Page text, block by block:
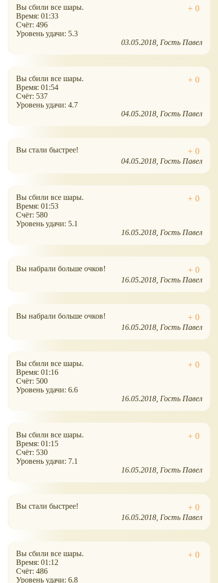
Вы сбили все шары.
Время: 01:33
Счёт: 496
Уровень удачи: 5.3
03.05.2018 Гость Павел
Вы сбили все шары.
Время: 01:54
Счёт: 537
Уровень удачи: 4.7
04.05.2018 Гость Павел
Вы стали быстрее!
04.05.2018 Гость Павел
Вы сбили все шары.
Время: 01:53
Счёт: 580
Уровень удачи: 5.1
16.05.2018 Гость Павел
Вы набрали больше очков!
16.05.2018 Гость Павел
Вы набрали больше очков!
16.05.2018 Гость Павел
Вы сбили все шары.
Время: 01:16
Счёт: 500
Уровень удачи: 6.6
16.05.2018 Гость Павел
Вы сбили все шары.
Время: 01:15
Счёт: 530
Уровень удачи: 7.1
16.05.2018 Гость Павел
Вы стали быстрее!
16.05.2018 Гость Павел
Вы сбили все шары.
Время: 01:12
Счёт: 486
Уровень удачи: 6.8